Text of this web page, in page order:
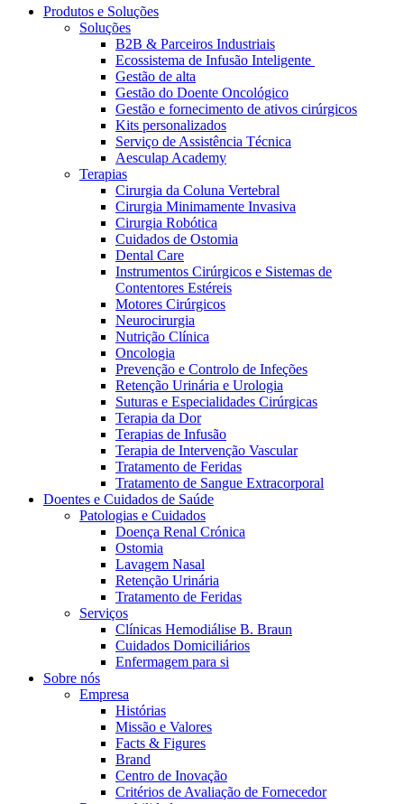
Terapias
Catálogo de Produtos
Encontre o produto que procura. Visite o catálogo de produtos
da B. Braun com o nosso portfólio completo.
Coordenamos os seus cuidados médicos quando recebe alta
do hospital. Para mais informações, visite a nossa página de
cuidados domiciliários.
Contactos
Centro de Inovação
Vamos impulsionar juntos a inovação na tecnologia médica.
Saiba mais sobre o nosso centro de inovação e apresente a sua
Em diálogo com a B. Braun. Entre em contacto connosco
Produtos e Soluções
Soluções
B2B & Parceiros Industriais
Ecossistema de Infusão Inteligente
Gestão de alta
Gestão do Doente Oncológico
Gestão e fornecimento de ativos cirúrgicos
Kits personalizados
Serviço de Assistência Técnica
Aesculap Academy
Terapias
Cirurgia da Coluna Vertebral
Cirurgia Minimamente Invasiva
Cirurgia Robótica
Cuidados de Ostomia
Dental Care
Instrumentos Cirúrgicos e Sistemas de
Contentores Estéreis
Motores Cirúrgicos
Neurocirurgia
Nutrição Clínica
Oncologia
Prevenção e Controlo de Infeções
Retenção Urinária e Urologia
Suturas e Especialidades Cirúrgicas
Terapia da Dor
Terapias de Infusão
Terapia de Intervenção Vascular
Tratamento de Feridas
Tratamento de Sangue Extracorporal
Doentes e Cuidados de Saúde
Patologias e Cuidados
Doença Renal Crónica
Ostomia
Lavagem Nasal
Retenção Urinária
Tratamento de Feridas
Serviços
Clínicas Hemodiálise B. Braun
Cuidados Domiciliários
Enfermagem para si
Sobre nós
Empresa
Histórias
Missão e Valores
Facts & Figures
Brand
Centro de Inovação
Critérios de Avaliação de Fornecedor